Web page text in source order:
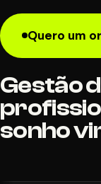
Quero um
Gestão
sonho